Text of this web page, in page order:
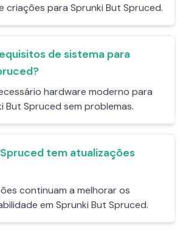
criações para Sprunki But Spruced.
de sistema para
hardware moderno para
But Spruced sem problemas.
tem atualizações
continuam a melhorar os
em Sprunki But Spruced.